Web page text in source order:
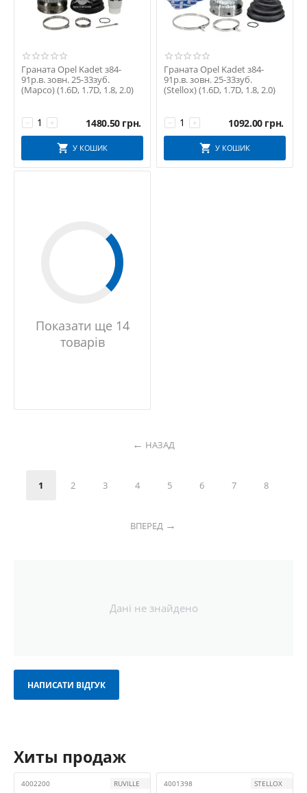
Граната Opel Kadet з84-
91р.в. зовн. 25-33зуб.
(Mapco) (1.6D, 1.7D, 1.8, 2.0)
+
− 1480.50 грн.
У КОШИК
Граната Opel Kadet з84-
91р.в. зовн. 25-33зуб.
(Stellox) (1.6D, 1.7D, 1.8, 2.0)
+
− 1092.00 грн.
У КОШИК
Показати ще 14
товарів
НАЗАД
1 2 3 4 5 6 7 8
ВПЕРЕД
Дані не знайдено
НАПИСАТИ ВІДГУК
Хиты продаж
4002200 RUVILLE 4001398 STELLOX